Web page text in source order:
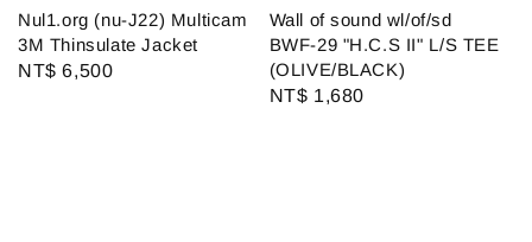
Nul1.org (nu-J22) Multicam
3M Thinsulate Jacket
Regular
NT$ 6,500
Wall of sound wl/of/sd
BWF-29 "H.C.S II" L/S TEE
(OLIVE/BLACK)
Regular
NT$ 1,680